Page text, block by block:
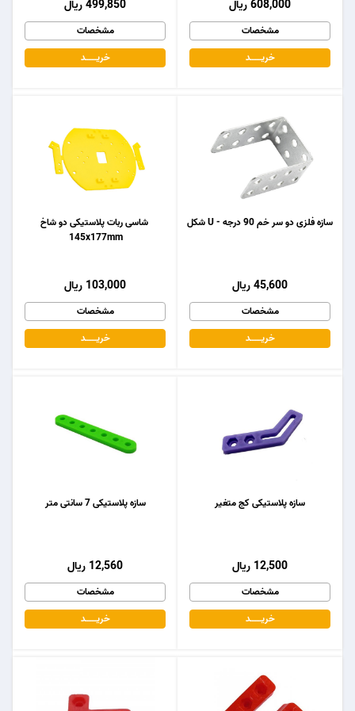
499,850 ریال
مشخصات
خریـــــــد
608,000 ریال
مشخصات
خریـــــــد
شاسی ربات پلاستیکی دو شاخ
145x177mm
103,000 ریال
مشخصات
خریـــــــد
سازه فلزی دو سر خم 90 درجه - U شکل
45,600 ریال
مشخصات
خریـــــــد
سازه پلاستیکی 7 سانتی متر
12,560 ریال
مشخصات
خریـــــــد
سازه پلاستیکی کج متغیر
12,500 ریال
مشخصات
خریـــــــد